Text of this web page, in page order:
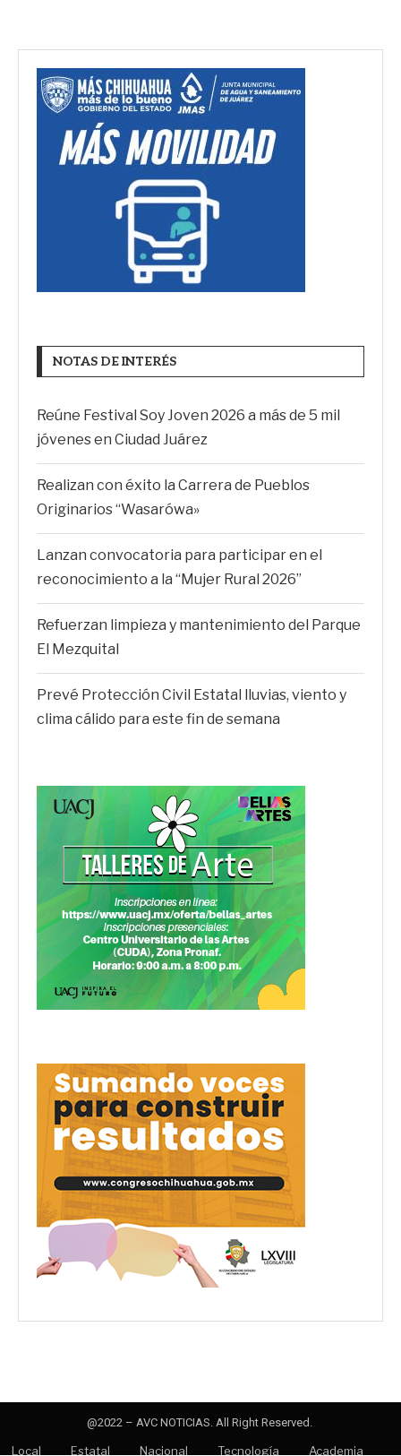
NOTAS DE INTERÉS
Reúne Festival Soy Joven 2026 a más de 5 mil
jóvenes en Ciudad Juárez
Realizan con éxito la Carrera de Pueblos
Originarios “Wasarówa»
Lanzan convocatoria para participar en el
reconocimiento a la “Mujer Rural 2026”
Refuerzan limpieza y mantenimiento del Parque
El Mezquital
Prevé Protección Civil Estatal lluvias, viento y
clima cálido para este fin de semana
@2022 – AVC NOTICIAS. All Right Reserved.
Local Estatal Nacional Tecnología Academia